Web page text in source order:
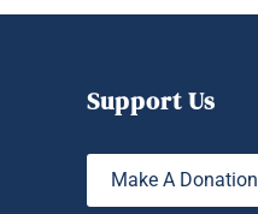
Support Us
Make A Donation